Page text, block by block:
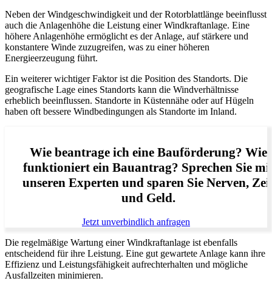
Neben der Windgeschwindigkeit und der Rotorblattlänge beeinflusst
auch die Anlagenhöhe die Leistung einer Windkraftanlage. Eine
höhere Anlagenhöhe ermöglicht es der Anlage, auf stärkere und
konstantere Winde zuzugreifen, was zu einer höheren
Energieerzeugung führt.
Ein weiterer wichtiger Faktor ist die Position des Standorts. Die
geografische Lage eines Standorts kann die Windverhältnisse
erheblich beeinflussen. Standorte in Küstennähe oder auf Hügeln
haben oft bessere Windbedingungen als Standorte im Inland.
Wie beantrage ich eine Bauförderung? Wie
funktioniert ein Bauantrag? Sprechen Sie
unseren Experten und sparen Sie Nerven,
und Geld.
Jetzt unverbindlich anfragen
Die regelmäßige Wartung einer Windkraftanlage ist ebenfalls
entscheidend für ihre Leistung. Eine gut gewartete Anlage kann ihre
Effizienz und Leistungsfähigkeit aufrechterhalten und mögliche
Ausfallzeiten minimieren.